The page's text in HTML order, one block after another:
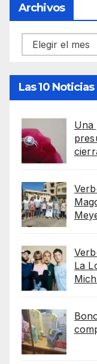
Archivos
Archivos
Las 10
Una
La